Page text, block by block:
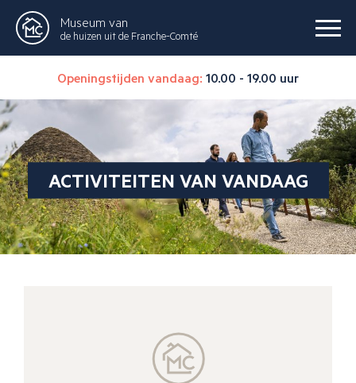
Museum van
de huizen uit de Franche-Comté
Openingstijden vandaag: 10.00 - 19.00 uur
ACTIVITEITEN VAN VANDAAG